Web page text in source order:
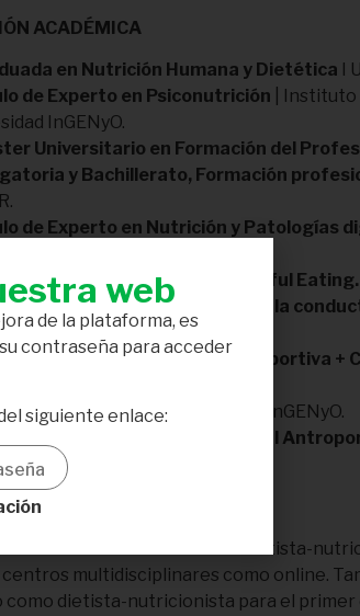
ACADÉMICA
en Nutrición Humana y Dietética
I
de Experto en Psiconutrición
|
InGENyO.
Universitario en Formación del
y Bachillerato, Formación
de Experto en Nutrición y Patologías
de Hambre Emocional y Mindful Eating.
de Experto en Trastornos de la
Pablo de Olavide (UPO).
Experto en Nutrición deportiva +
School.
de Alimentación emocional
InGENyO.
de Acreditación Internacional
PROFESIONAL
desarrolla su labor como dietista-
multidisciplinares como online.
como dietista-nutricionista para el primer
web
de la plataforma, es
contraseña para acceder
siguiente enlace: